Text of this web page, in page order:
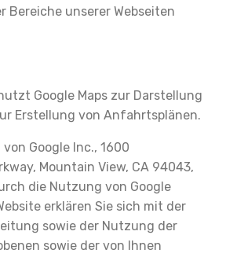
Bereiche unserer Webseiten
Google Maps zur Darstellung
Erstellung von Anfahrtsplänen.
Google Inc., 1600
Mountain View, CA 94043,
die Nutzung von Google
erklären Sie sich mit der
sowie der Nutzung der
sowie der von Ihnen